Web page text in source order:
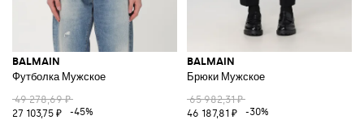
BALMAIN
Футболка Мужское
49 278,69 ₽
27 103,75 ₽
-45%
BALMAIN
Брюки Мужское
65 982,31 ₽
46 187,81 ₽
-30%